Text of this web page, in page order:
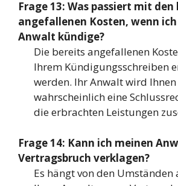
Frage 13: Was passiert mit den
angefallenen Kosten, wenn
Anwalt kündige?
Die bereits angefallenen
Ihrem Kündigungsschreiben
werden. Ihr Anwalt wird Ihnen
wahrscheinlich eine
die erbrachten Leistungen
Frage 14: Kann ich meinen
Vertragsbruch verklagen?
Es hängt von den Umständen